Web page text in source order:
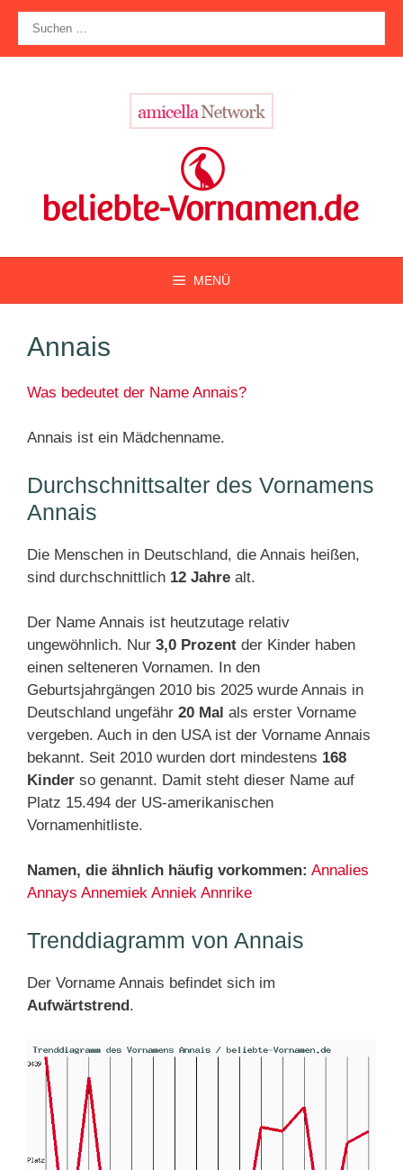
Zum
Inhalt
springen
nach:
MENÜ
Annais
Was bedeutet der Name Annais?
Annais ist ein Mädchenname.
Durchschnittsalter des Vornamens
Annais
Die Menschen in Deutschland, die Annais heißen,
sind durchschnittlich 12 Jahre alt.
Der Name Annais ist heutzutage relativ
ungewöhnlich. Nur 3,0 Prozent der Kinder haben
einen selteneren Vornamen. In den
Geburtsjahrgängen 2010 bis 2025 wurde Annais in
Deutschland ungefähr 20 Mal als erster Vorname
vergeben. Auch in den USA ist der Vorname Annais
bekannt. Seit 2010 wurden dort mindestens 168
Kinder so genannt. Damit steht dieser Name auf
Platz 15.494 der US-amerikanischen
Vornamenhitliste.
Namen, die ähnlich häufig vorkommen: Annalies
Annays Annemiek Anniek Annrike
Trenddiagramm von Annais
Der Vorname Annais befindet sich im
Aufwärtstrend.